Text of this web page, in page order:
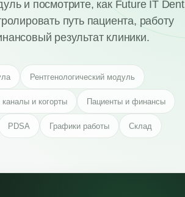
и посмотрите, как Future IT Dent
путь пациента, работу
результат клиники.
Рентгенологический модуль
и когорты Пациенты и финансы
PDSA Графики работы Склад